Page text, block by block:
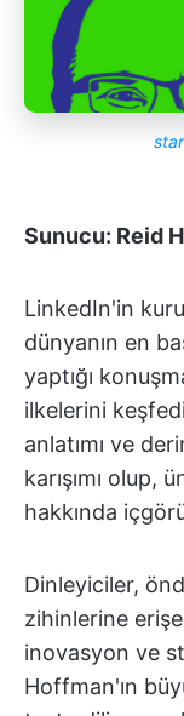
Sunucu: Reid
LinkedIn'in
dünyanın en
yaptığı
ilkelerini
anlatımı ve
karışımı olup,
hakkında
Dinleyiciler,
zihinlerine
inovasyon ve
Hoffman'ın